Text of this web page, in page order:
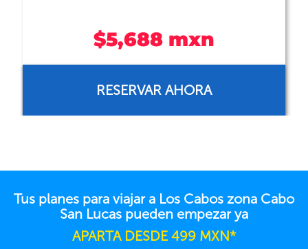
$8,491 mxn
RESERVAR AHORA
Tus planes para viajar a Los Cabos zona Cabo
San Lucas pueden empezar ya
APARTA DESDE 499 MXN*